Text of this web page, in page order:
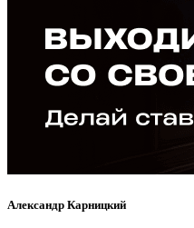
Александр Карницкий